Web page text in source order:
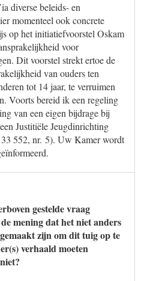
diverse beleids- en
momenteel ook concrete
op het initiatiefvoorstel Oskam
voor
Dit voorstel strekt ertoe de
van ouders ten
tot 14 jaar, te verruimen
Voorts bereid ik een regeling
van een eigen bijdrage bij
Justitiële Jeugdinrichting
552, nr. 5). Uw Kamer wordt
gestelde vraag
mening dat het niet anders
zijn om dit tuig op te
verhaald moeten